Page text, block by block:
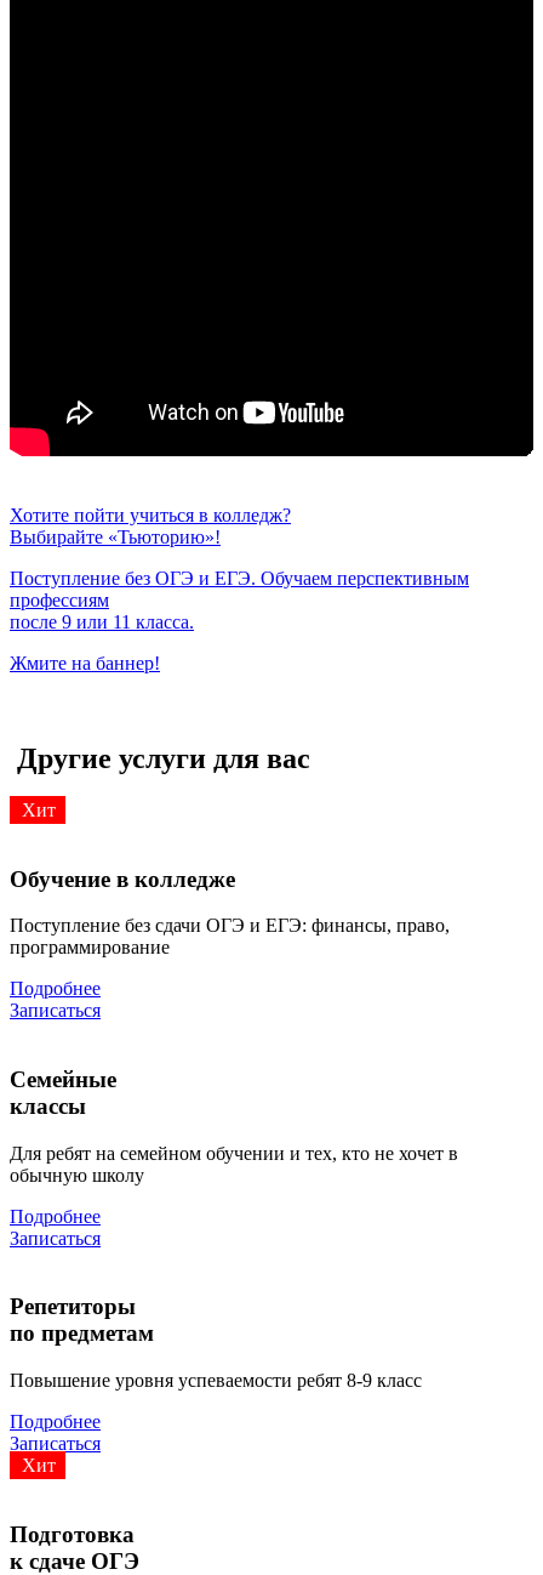
Хотите пойти учиться в колледж?
Выбирайте «Тьюторию»!
Поступление без ОГЭ и ЕГЭ. Обучаем перспективным
профессиям
после 9 или 11 класса.
Жмите на баннер!
Другие услуги для вас
Хит
Обучение в колледже
Поступление без сдачи ОГЭ и ЕГЭ: финансы, право,
программирование
Подробнее
Записаться
Семейные
классы
Для ребят на семейном обучении и тех, кто не хочет в
обычную школу
Подробнее
Записаться
Репетиторы
по предметам
Повышение уровня успеваемости ребят 8-9 класс
Подробнее
Записаться
Хит
Подготовка
к сдаче ОГЭ